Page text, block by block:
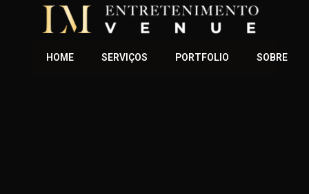
HOME SERVIÇOS PORTFOLIO SOBRE